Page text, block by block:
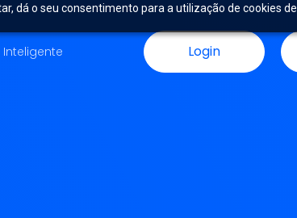
dá o seu consentimento para a utilização de cookies de
Login